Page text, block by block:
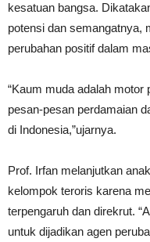
kesatuan bangsa.
potensi dan semangatnya,
perubahan positif dalam
“Kaum muda adalah
pesan-pesan perdamaian
di Indonesia,”ujarnya.
Prof. Irfan melanjutkan
kelompok teroris karena
terpengaruh dan direkrut.
untuk dijadikan agen